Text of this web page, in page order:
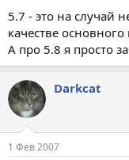
5.7 - это на случай
качестве
А про 5.8 я просто
Darkcat
1 Фев 2007